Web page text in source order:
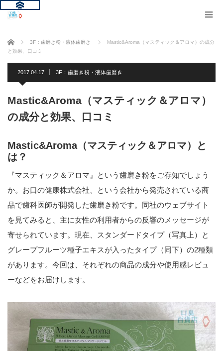
ホーム 3F：歯磨き粉・液体歯磨き
Mastic&Aroma（マスティック＆アロマ）の成分
と効果、口コミ
2017.04.17 3F：歯磨き粉・液体歯磨き
Mastic&Aroma（マスティック＆アロマ）
の成分と効果、口コミ
Mastic&Aroma（マスティック＆アロマ）と
は？
『マスティック＆アロマ』という歯磨き粉をご存知でしょう
か。お口の健康株式会社、という会社から発売されている商
品で歯科医師が開発した歯磨き粉です。同社のウェブサイト
を見てみると、主に女性の利用者からの反響のメッセージが
寄せられています。現在、スタンダードタイプ（写真上）と
グレープフルーツ種子エキスが入ったタイプ（同下）の2種類
があります。今回は、それぞれの商品の成分や使用感レビュ
ーなどをお届けします。